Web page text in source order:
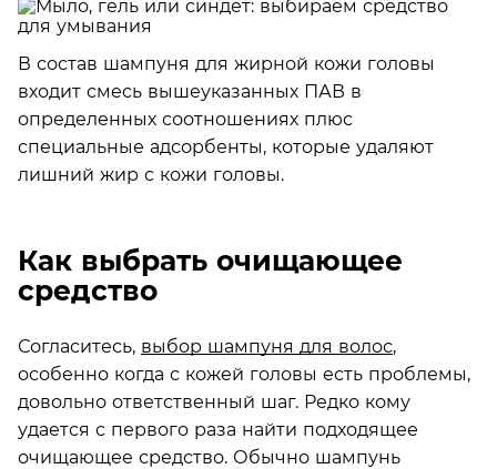
В состав шампуня для жирной кожи головы
входит смесь вышеуказанных ПАВ в
определенных соотношениях плюс
специальные адсорбенты, которые удаляют
лишний жир с кожи головы.
Как выбрать очищающее
средство
Согласитесь, выбор шампуня для волос,
особенно когда с кожей головы есть проблемы,
довольно ответственный шаг. Редко кому
удается с первого раза найти подходящее
очищающее средство. Обычно шампунь